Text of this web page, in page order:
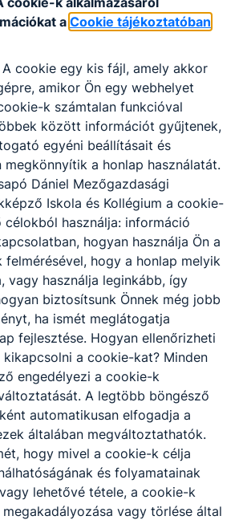
Letöltés
adatkezelési tájékoz
Letöltés
Partnereink
a Cookie tájékoztatóban
cookie egy kis fájl, amely akkor
amikor Ön egy webhelyet
k számtalan funkcióval
között információt gyűjtenek,
egyéni beállításait és
megkönnyítik a honlap használatát.
Dániel Mezőgazdasági
Iskola és Kollégium a cookie-
használja: információ
hogyan használja Ön a
felmérésével, hogy a honlap melyik
vagy használja leginkább, így
biztosítsunk Önnek még jobb
ha ismét meglátogatja
fejlesztése. Hogyan ellenőrizheti
a cookie-kat? Minden
engedélyezi a cookie-k
A legtöbb böngésző
automatikusan elfogadja a
általában megváltoztathatók.
hogy mivel a cookie-k célja
és folyamatainak
lehetővé tétele, a cookie-k
vagy törlése által